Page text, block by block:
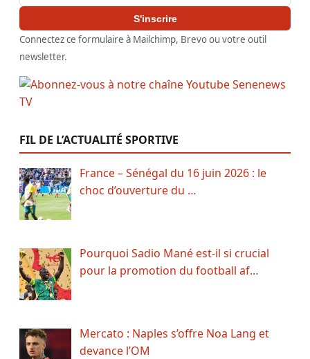
S'inscrire
Connectez ce formulaire à Mailchimp, Brevo ou votre outil
newsletter.
FIL DE L’ACTUALITÉ SPORTIVE
France – Sénégal du 16 juin 2026 : le
choc d’ouverture du …
Pourquoi Sadio Mané est-il si crucial
pour la promotion du football af…
Mercato : Naples s’offre Noa Lang et
devance l’OM